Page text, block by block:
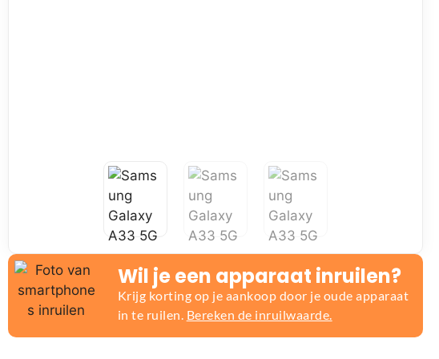
Wil je een apparaat inruilen?
Krijg korting op je aankoop door je oude apparaat
in te ruilen. Bereken de inruilwaarde.